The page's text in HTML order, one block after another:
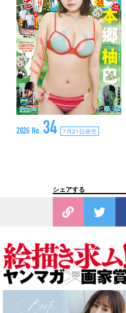
2026 No. 34 7月21日発売
シェアする